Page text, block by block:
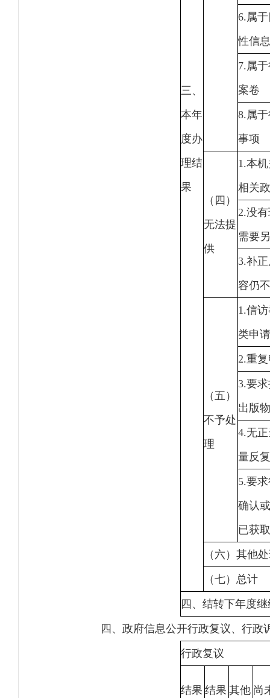
三、
本年
度办
理结
果
6.属
性信息
7.属
案卷
8.属
事项
（四）
无法提
供
1.本
相关
2.没
需要
3.补
容仍
（五）
不予处
理
1.信
类申请
2.重
3.要
出版物
4.无
量反
5.要
确认
已获
（六）其他
（七）总计
四、结转下年度
四、政府信息公开行政复议、行政
行政复议
结果 结果 其他 尚